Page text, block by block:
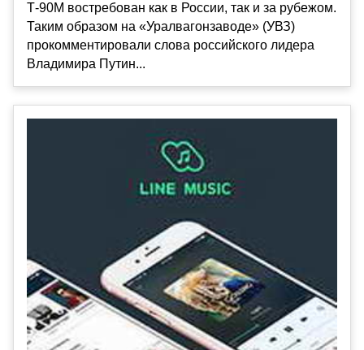
Т-90М востребован как в России, так и за рубежом.
Таким образом на «Уралвагонзаводе» (УВЗ)
прокомментировали слова российского лидера
Владимира Путин...